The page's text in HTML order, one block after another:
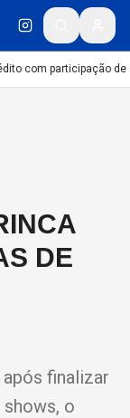
com participação de
DE
finalizar
o